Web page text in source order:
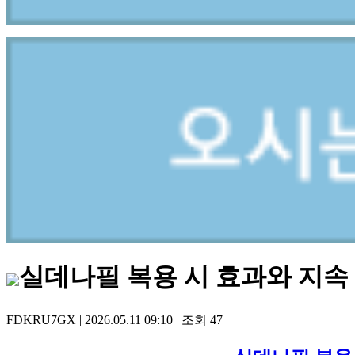
실데나필 복용 시 효과와 지속
FDKRU7GX | 2026.05.11 09:10 | 조회 47